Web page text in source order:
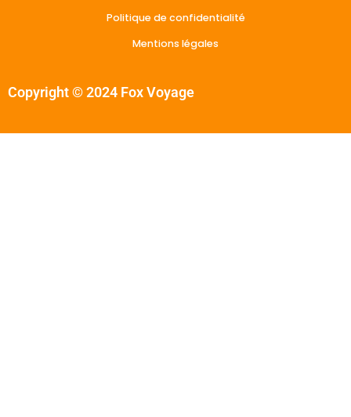
Politique de confidentialité
Mentions légales
Copyright © 2024 Fox Voyage